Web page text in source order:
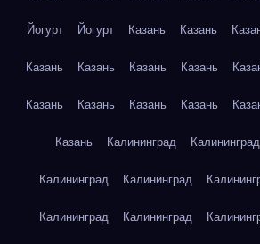
Йогурт Йогурт Казань Казань
Казань Казань Казань Казань
Казань Казань Казань Казань
Казань Калининград Калининград
Калининград Калининград
Калининград Калининград